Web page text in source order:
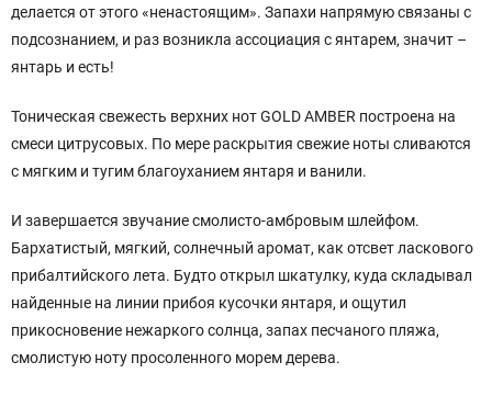
делается от этого «ненастоящим». Запахи напрямую связаны с
подсознанием, и раз возникла ассоциация с янтарем, значит –
янтарь и есть!
Тоническая свежесть верхних нот GOLD AMBER построена на
смеси цитрусовых. По мере раскрытия свежие ноты сливаются
с мягким и тугим благоуханием янтаря и ванили.
И завершается звучание смолисто-амбровым шлейфом.
Бархатистый, мягкий, солнечный аромат, как отсвет ласкового
прибалтийского лета. Будто открыл шкатулку, куда складывал
найденные на линии прибоя кусочки янтаря, и ощутил
прикосновение нежаркого солнца, запах песчаного пляжа,
смолистую ноту просоленного морем дерева.